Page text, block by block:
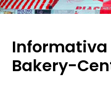
Bakery-